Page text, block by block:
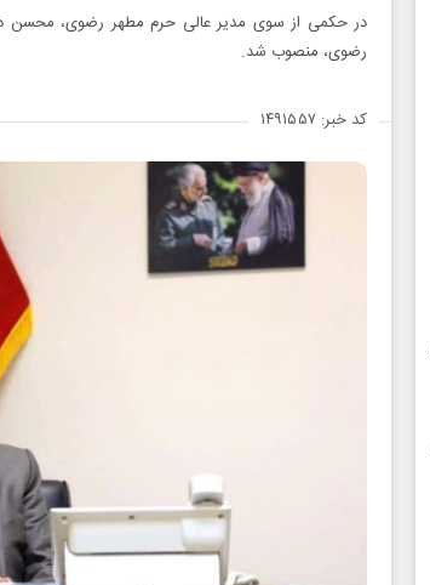
در حکمی از سوی مدیر عالی حرم مطهر رضوی، محسن
رضوى، منصوب شد.
کد خبر: ۱۴۹۱۵۵۷